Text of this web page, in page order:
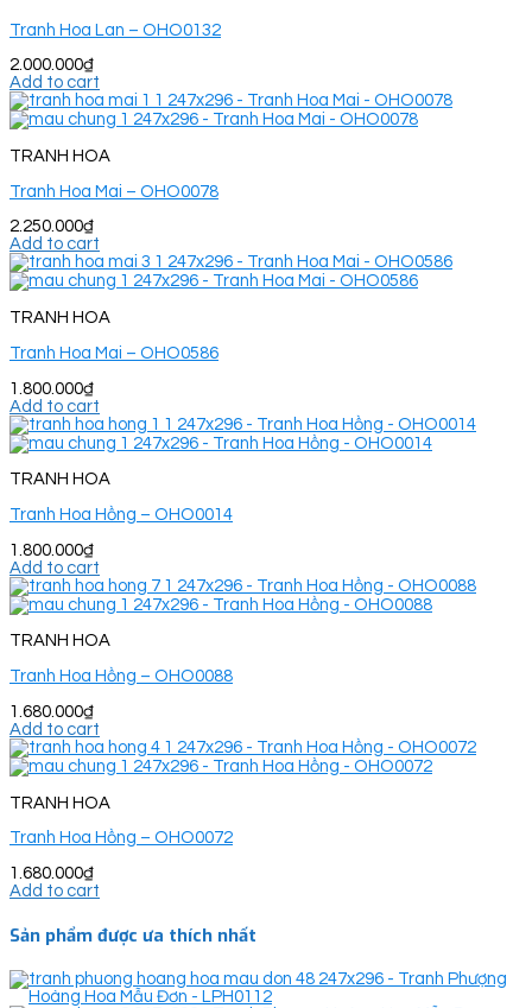
Tranh Hoa Lan – OHO0132
2.000.000₫
Add to cart
TRANH HOA
Tranh Hoa Mai – OHO0078
2.250.000₫
Add to cart
TRANH HOA
Tranh Hoa Mai – OHO0586
1.800.000₫
Add to cart
TRANH HOA
Tranh Hoa Hồng – OHO0014
1.800.000₫
Add to cart
TRANH HOA
Tranh Hoa Hồng – OHO0088
1.680.000₫
Add to cart
TRANH HOA
Tranh Hoa Hồng – OHO0072
1.680.000₫
Add to cart
Sản phẩm được ưa thích nhất